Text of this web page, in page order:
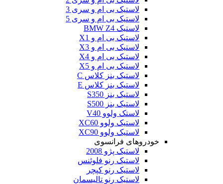
لاستیک بی ام و سری 3
لاستیک بی ام و سری 5
لاستیک BMW Z4
لاستیک بی ام و X1
لاستیک بی ام و X3
لاستیک بی ام و X4
لاستیک بی ام و X5
لاستیک بنز کلاس C
لاستیک بنز کلاس E
لاستیک بنز S350
لاستیک بنز S500
لاستک ولوو V40
لاستیک ولوو XC60
لاستیک ولوو XC90
خودروهای فرانسوی
لاستیک پژو 2008
لاستیک رنو فلوئنس
لاستیک رنو کپچر
لاستیک رنو تالیسمان